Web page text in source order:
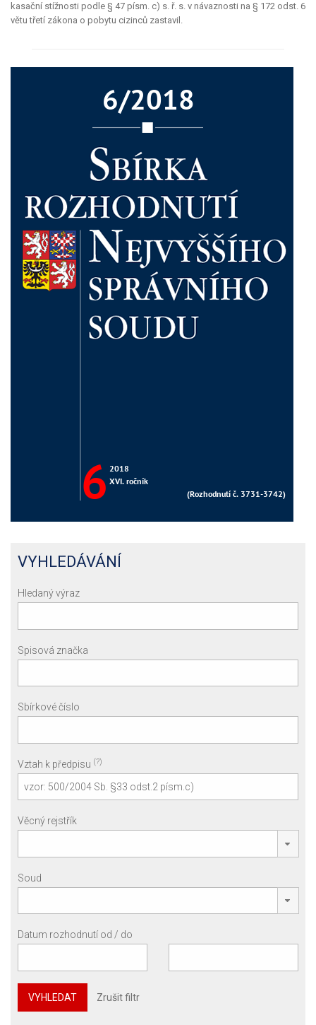
kasační stížnosti podle § 47 písm. c) s. ř. s. v návaznosti na § 172 odst. 6
větu třetí zákona o pobytu cizinců zastavil.
VYHLEDÁVÁNÍ
Hledaný výraz
Spisová značka
Sbírkové číslo
Vztah k předpisu (?)
Věcný rejstřík
Soud
Datum rozhodnutí od / do
VYHLEDAT Zrušit filtr